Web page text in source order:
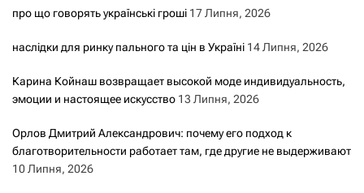
про що говорять українські гроші 17 Липня, 2026
наслідки для ринку пального та цін в Україні 14 Липня, 2026
Карина Койнаш возвращает высокой моде индивидуальность,
эмоции и настоящее искусство 13 Липня, 2026
Орлов Дмитрий Александрович: почему его подход к
благотворительности работает там, где другие не выдерживают
10 Липня, 2026